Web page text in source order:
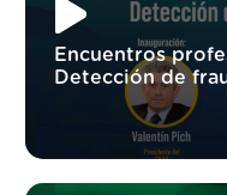
Encuentros
Detección de